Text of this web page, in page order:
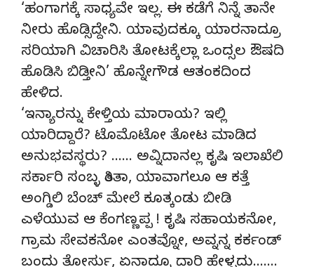
‘ಹಂಗಾಗಕ್ಕೆ ಸಾಧ್ಯವೇ ಇಲ್ಲ. ಈ ಕಡೆಗೆ ನಿನ್ನೆ ತಾನೇ
ನೀರು ಹೊಡ್ಸಿದ್ದೇನಿ. ಯಾವುದಕ್ಕೂ ಯಾರನಾದ್ರೂ
ಸರಿಯಾಗಿ ವಿಚಾರಿಸಿ ತೋಟಕ್ಕೆಲ್ಲಾ ಒಂದ್ಸಲ ಔಷದಿ
ಹೊಡಿಸಿ ಬಿಡ್ತೀನಿ’ ಹೊನ್ನೇಗೌಡ ಆತಂಕದಿಂದ
ಹೇಳಿದ.
‘ಇನ್ಯಾರನ್ನು ಕೇಳ್ತಿಯ ಮಾರಾಯ? ಇಲ್ಲಿ
ಯಾರಿದ್ದಾರೆ? ಟೊಮೊಟೋ ತೋಟ ಮಾಡಿದ
ಅನುಭವಸ್ಥರು? …… ಅವ್ನಿದಾನಲ್ಲ ಕೃಷಿ ಇಲಾಖೆಲಿ
ಸರ್ಕಾರಿ ಸಂಬ್ಳ ತಿಂತಾ, ಯಾವಾಗಲೂ ಆ ಕತ್ತೆ
ಅಂಗ್ಡಿಲಿ ಬೆಂಚ್ ಮೇಲೆ ಕೂತ್ಕಂಡು ಬೀಡಿ
ಎಳೆಯುವ ಆ ಕೆಂಗಣ್ಣಪ್ಪ ! ಕೃಷಿ ಸಹಾಯಕನೋ,
ಗ್ರಾಮ ಸೇವಕನೋ ಎಂತವ್ನೋ, ಅವ್ನನ್ನ ಕರ್ಕಂಡ್